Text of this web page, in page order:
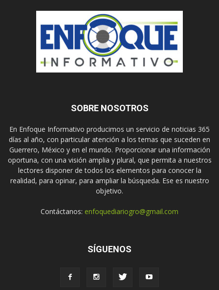
SOBRE NOSOTROS
En Enfoque Informativo producimos un servicio de noticias 365
días al año, con particular atención a los temas que suceden en
Guerrero, México y en el mundo. Proporcionar una información
oportuna, con una visión amplia y plural, que permita a nuestros
lectores disponer de todos los elementos para conocer la
realidad, para opinar, para ampliar la búsqueda. Ese es nuestro
objetivo.
Contáctanos: enfoquediariogro@gmail.com
SÍGUENOS